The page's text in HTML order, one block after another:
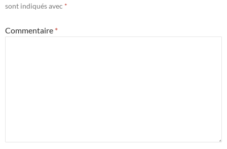
sont indiqués avec *
Commentaire *